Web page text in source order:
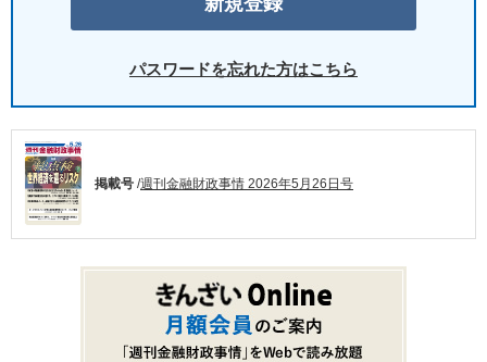
パスワードを忘れた方はこちら
掲載号 /週刊金融財政事情 2026年5月26日号